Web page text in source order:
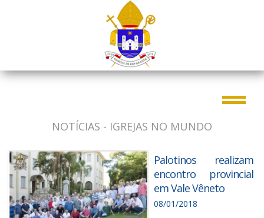
NOTÍCIAS - IGREJAS NO MUNDO
Palotinos realizam
encontro provincial
em Vale Vêneto
08/01/2018